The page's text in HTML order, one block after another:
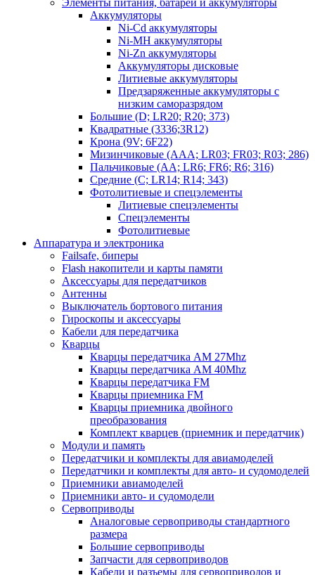
Элементы питания, батареи и аккумуляторы
Аккумуляторы
Ni-Cd аккумуляторы
Ni-MH аккумуляторы
Ni-Zn аккумуляторы
Аккумуляторы дисковые
Литиевые аккумуляторы
Предзаряженные аккумуляторы с
низким саморазрядом
Большие (D; LR20; R20; 373)
Квадратные (3336;3R12)
Крона (9V; 6F22)
Мизинчиковые (AAA; LR03; FR03; R03; 286)
Пальчиковые (AA; LR6; FR6; R6; 316)
Средние (C; LR14; R14; 343)
Фотолитиевые и спецэлементы
Литиевые спецэлементы
Спецэлементы
Фотолитиевые
Аппаратура и электроника
Failsafe, биперы
Flash накопители и карты памяти
Аксессуары для передатчиков
Антенны
Выключатель бортового питания
Гироскопы и аксессуары
Кабели для передатчика
Кварцы
Кварцы передатчика AM 27Mhz
Кварцы передатчика AM 40Mhz
Кварцы передатчика FM
Кварцы приемника FM
Кварцы приемника двойного
преобразования
Комплект кварцев (приемник и передатчик)
Модули и память
Передатчики и комплекты для авиамоделей
Передатчики и комплекты для авто- и судомоделей
Приемники авиамоделей
Приемники авто- и судомодели
Сервоприводы
Аналоговые сервоприводы стандартного
размера
Большие сервоприводы
Запчасти для сервоприводов
Кабели и разъемы для сервоприводов и